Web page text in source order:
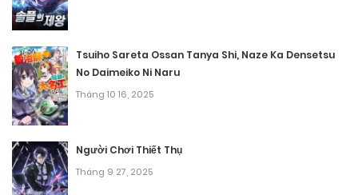
Tháng 9 28, 2025
Chương 135
Tháng 9 28, 2025
Chương 134
Tháng 9 28, 2025
Chương 133
Tsuiho Sareta Ossan Tanya Shi, Naze Ka Densetsu
No Daimeiko Ni Naru
Tháng 10 16, 2025
Người Chơi Thiết Thụ
Tháng 9 27, 2025